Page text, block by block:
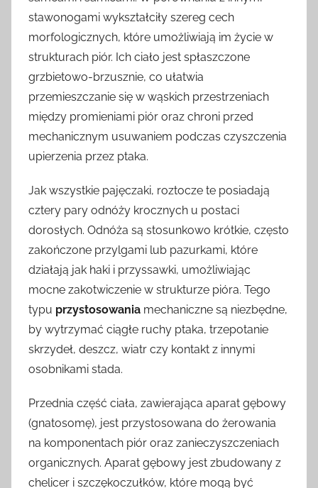
stawonogami wykształciły szereg cech
morfologicznych, które umożliwiają im życie w
strukturach piór. Ich ciało jest spłaszczone
grzbietowo-brzusznie, co ułatwia
przemieszczanie się w wąskich przestrzeniach
między promieniami piór oraz chroni przed
mechanicznym usuwaniem podczas czyszczenia
upierzenia przez ptaka.
Jak wszystkie pajęczaki, roztocze te posiadają
cztery pary odnóży krocznych u postaci
dorosłych. Odnóża są stosunkowo krótkie, często
zakończone przylgami lub pazurkami, które
działają jak haki i przyssawki, umożliwiając
mocne zakotwiczenie w strukturze pióra. Tego
typu przystosowania mechaniczne są niezbędne,
by wytrzymać ciągłe ruchy ptaka, trzepotanie
skrzydeł, deszcz, wiatr czy kontakt z innymi
osobnikami stada.
Przednia część ciała, zawierająca aparat gębowy
(gnatosomę), jest przystosowana do żerowania
na komponentach piór oraz zanieczyszczeniach
organicznych. Aparat gębowy jest zbudowany z
chelicer i szczękoczułków, które mogą być